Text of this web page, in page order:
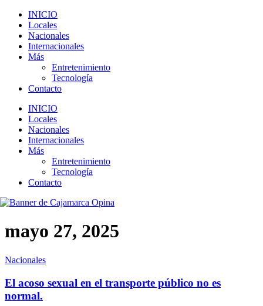
INICIO
Locales
Nacionales
Internacionales
Más
Entretenimiento
Tecnología
Contacto
INICIO
Locales
Nacionales
Internacionales
Más
Entretenimiento
Tecnología
Contacto
mayo 27, 2025
Nacionales
El acoso sexual en el transporte público no es
normal.